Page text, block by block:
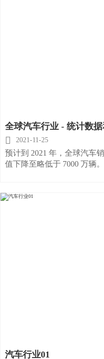
全球汽车行业 - 统计数
 2021-11-25
预计到 2021 年，全球汽车
值下降至略低于 7000 万辆。
汽车行业01